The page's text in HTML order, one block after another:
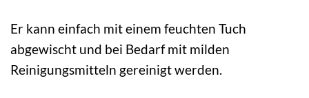
Er kann einfach mit einem feuchten Tuch
abgewischt und bei Bedarf mit milden
Reinigungsmitteln gereinigt werden.